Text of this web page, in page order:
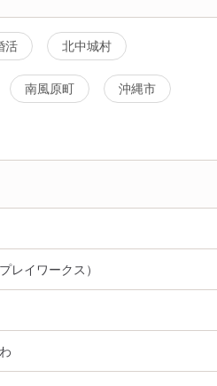
活 北中城村
南風原町 沖縄市
レイワークス）